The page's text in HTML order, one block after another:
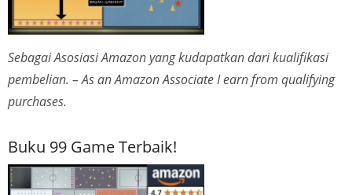
Sebagai Asosiasi Amazon yang kudapatkan dari kualifikasi
pembelian. – As an Amazon Associate I earn from qualifying
purchases.
Buku 99 Game Terbaik!